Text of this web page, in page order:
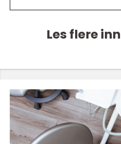
Les flere